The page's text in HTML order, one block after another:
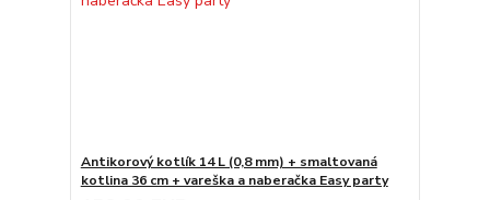
Antikorový kotlík 14 L (0,8 mm) + smaltovaná
kotlina 36 cm + vareška a naberačka Easy party